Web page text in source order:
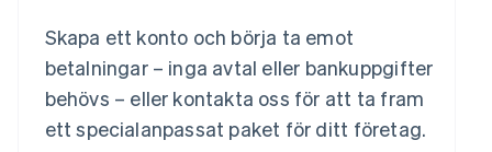
Skapa ett konto och börja ta emot
betalningar – inga avtal eller bankuppgifter
behövs – eller kontakta oss för att ta fram
ett specialanpassat paket för ditt företag.
Malta
English
Mexiko
Español English
Nederländerna